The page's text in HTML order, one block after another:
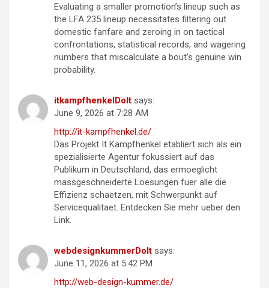
Evaluating a smaller promotion’s lineup such as
the LFA 235 lineup necessitates filtering out
domestic fanfare and zeroing in on tactical
confrontations, statistical records, and wagering
numbers that miscalculate a bout’s genuine win
probability.
itkampfhenkelDoIt says:
June 9, 2026 at 7:28 AM
http://it-kampfhenkel.de/
Das Projekt It Kampfhenkel etabliert sich als ein
spezialisierte Agentur fokussiert auf das
Publikum in Deutschland, das ermoeglicht
massgeschneiderte Loesungen fuer alle die
Effizienz schaetzen, mit Schwerpunkt auf
Servicequalitaet. Entdecken Sie mehr ueber den
Link.
webdesignkummerDoIt says:
June 11, 2026 at 5:42 PM
http://web-design-kummer.de/